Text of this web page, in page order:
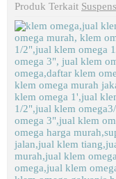
Produk Terkait